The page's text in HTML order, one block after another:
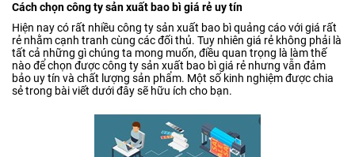
Cách chọn công ty sản xuất bao bì giá rẻ uy tín
Hiện nay có rất nhiều công ty sản xuất bao bì quảng cáo với giá rất
rẻ nhằm cạnh tranh cùng các đối thủ. Tuy nhiên giá rẻ không phải là
tất cả những gì chúng ta mong muốn, điều quan trọng là làm thế
nào để chọn được công ty sản xuất bao bì giá rẻ nhưng vẫn đảm
bảo uy tín và chất lượng sản phẩm. Một số kinh nghiệm được chia
sẻ trong bài viết dưới đây sẽ hữu ích cho bạn.